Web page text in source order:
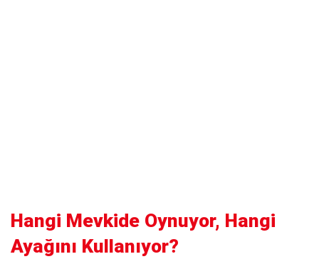
Hangi Mevkide Oynuyor, Hangi
Ayağını Kullanıyor?